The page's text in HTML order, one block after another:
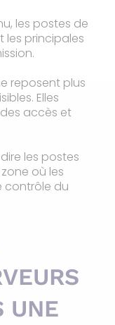
les postes de
les principales
reposent plus
Elles
accès et
les postes
où les
contrôle du
UNE